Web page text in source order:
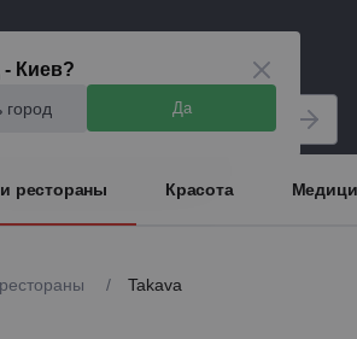
Киев?
город Да
рестораны Красота
/ Takava